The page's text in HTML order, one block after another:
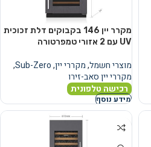
מקרר יין 146 בקבוקים דלת זכוכית
UV עם 2 אזורי טמפרטורה
מוצרי חשמל,מקררי יין,
Sub-Zero
,
מקררי יין סאב-זירו
רכישה טלפונית
מידע נוסף